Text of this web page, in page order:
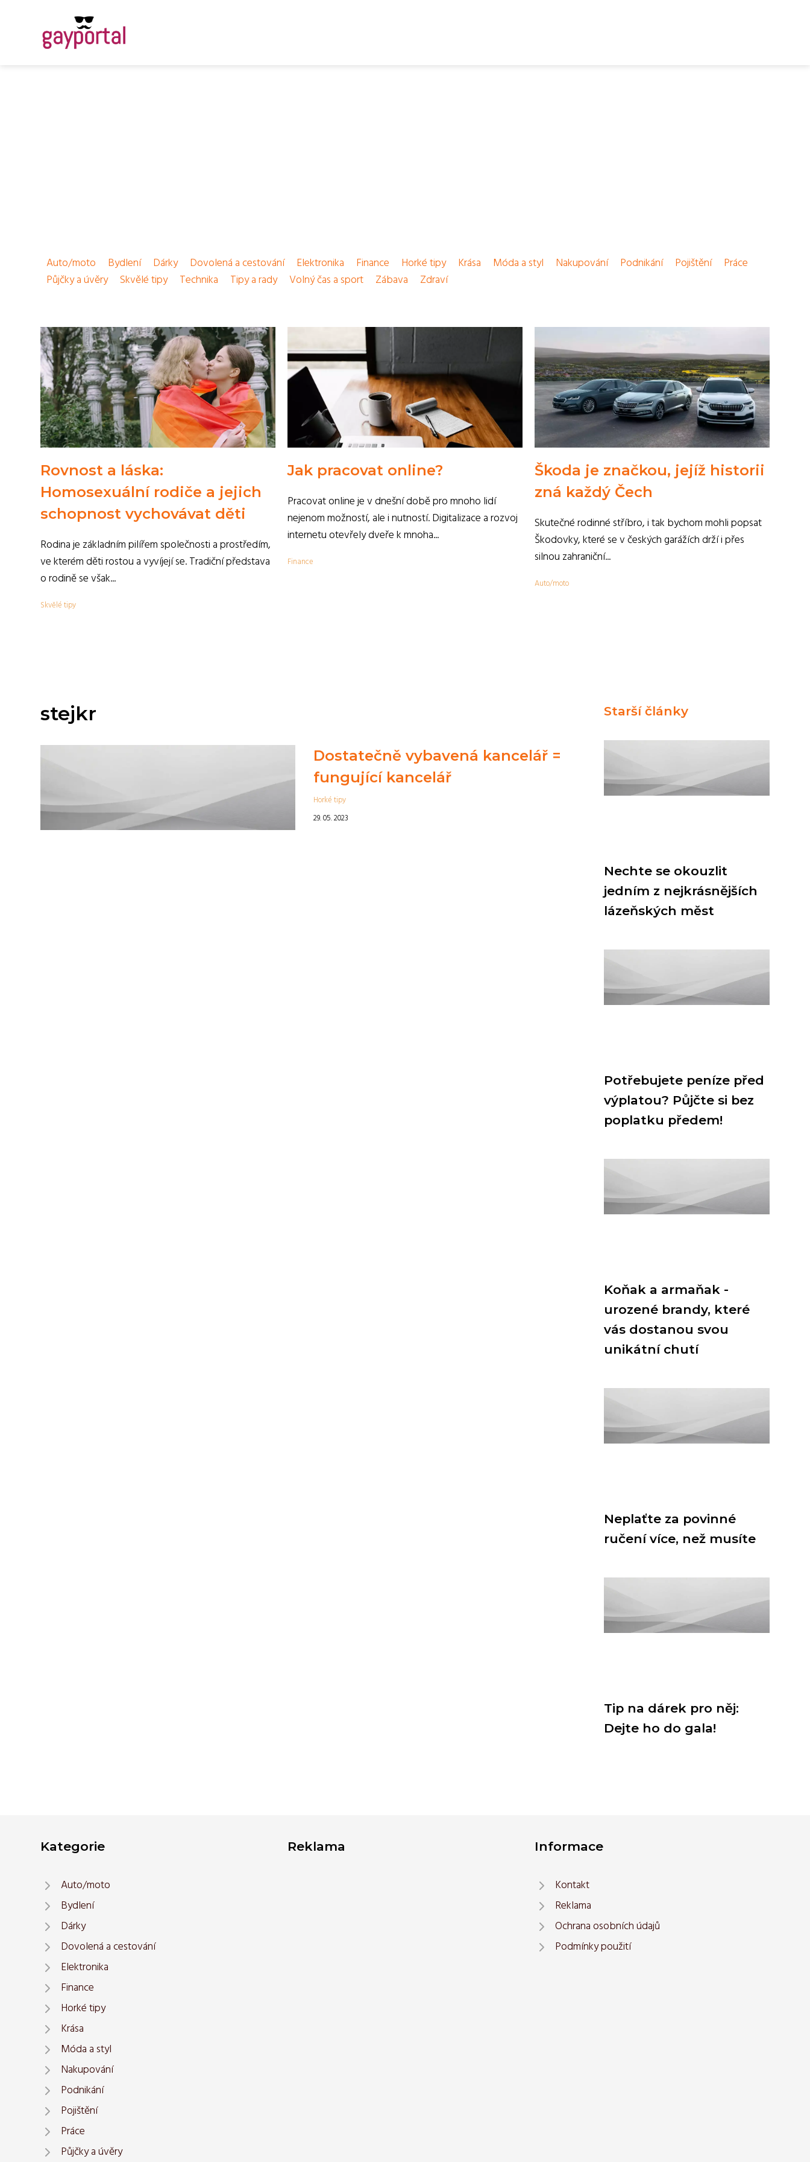
Auto/moto Bydlení Dárky Dovolená a cestování Elektronika Finance Horké tipy Krása Móda a styl Nakupování Podnikání Pojištění
Práce
Půjčky a úvěry
Skvělé tipy Technika Tipy a rady Volný čas a sport Zábava Zdraví
Rovnost a láska:
Homosexuální rodiče a jejich
schopnost vychovávat děti
Rodina je základním pilířem společnosti a prostředím,
ve kterém děti rostou a vyvíjejí se. Tradiční představa
o rodině se však...
Skvělé tipy
Jak pracovat online?
Pracovat online je v dnešní době pro mnoho lidí
nejenom možností, ale i nutností. Digitalizace a rozvoj
internetu otevřely dveře k mnoha...
Finance
Škoda je značkou, jejíž historii
zná každý Čech
Skutečné rodinné stříbro, i tak bychom mohli popsat
Škodovky, které se v českých garážích drží i přes
silnou zahraniční...
Auto/moto
stejkr
Dostatečně vybavená kancelář =
fungující kancelář
Horké tipy
29. 05. 2023
Starší články
Nechte se okouzlit
jedním z nejkrásnějších
lázeňských měst
Potřebujete peníze před
výplatou? Půjčte si bez
poplatku předem!
Koňak a armaňak -
urozené brandy, které
vás dostanou svou
unikátní chutí
Neplaťte za povinné
ručení více, než musíte
Tip na dárek pro něj:
Dejte ho do gala!
Kategorie
Auto/moto
Bydlení
Dárky
Dovolená a cestování
Elektronika
Finance
Horké tipy
Krása
Móda a styl
Nakupování
Podnikání
Pojištění
Práce
Půjčky a úvěry
Reklama Informace
Kontakt
Reklama
Ochrana osobních údajů
Podmínky použití